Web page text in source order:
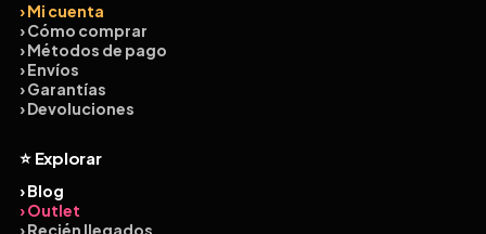
› Mi cuenta
› Cómo comprar
› Métodos de pago
› Envíos
› Garantías
› Devoluciones
⭐ Explorar
› Blog
› Outlet
› Recién llegados